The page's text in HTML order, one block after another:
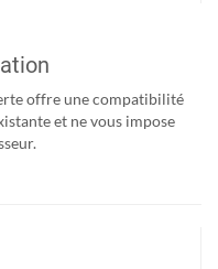
offre une compatibilité
et ne vous impose